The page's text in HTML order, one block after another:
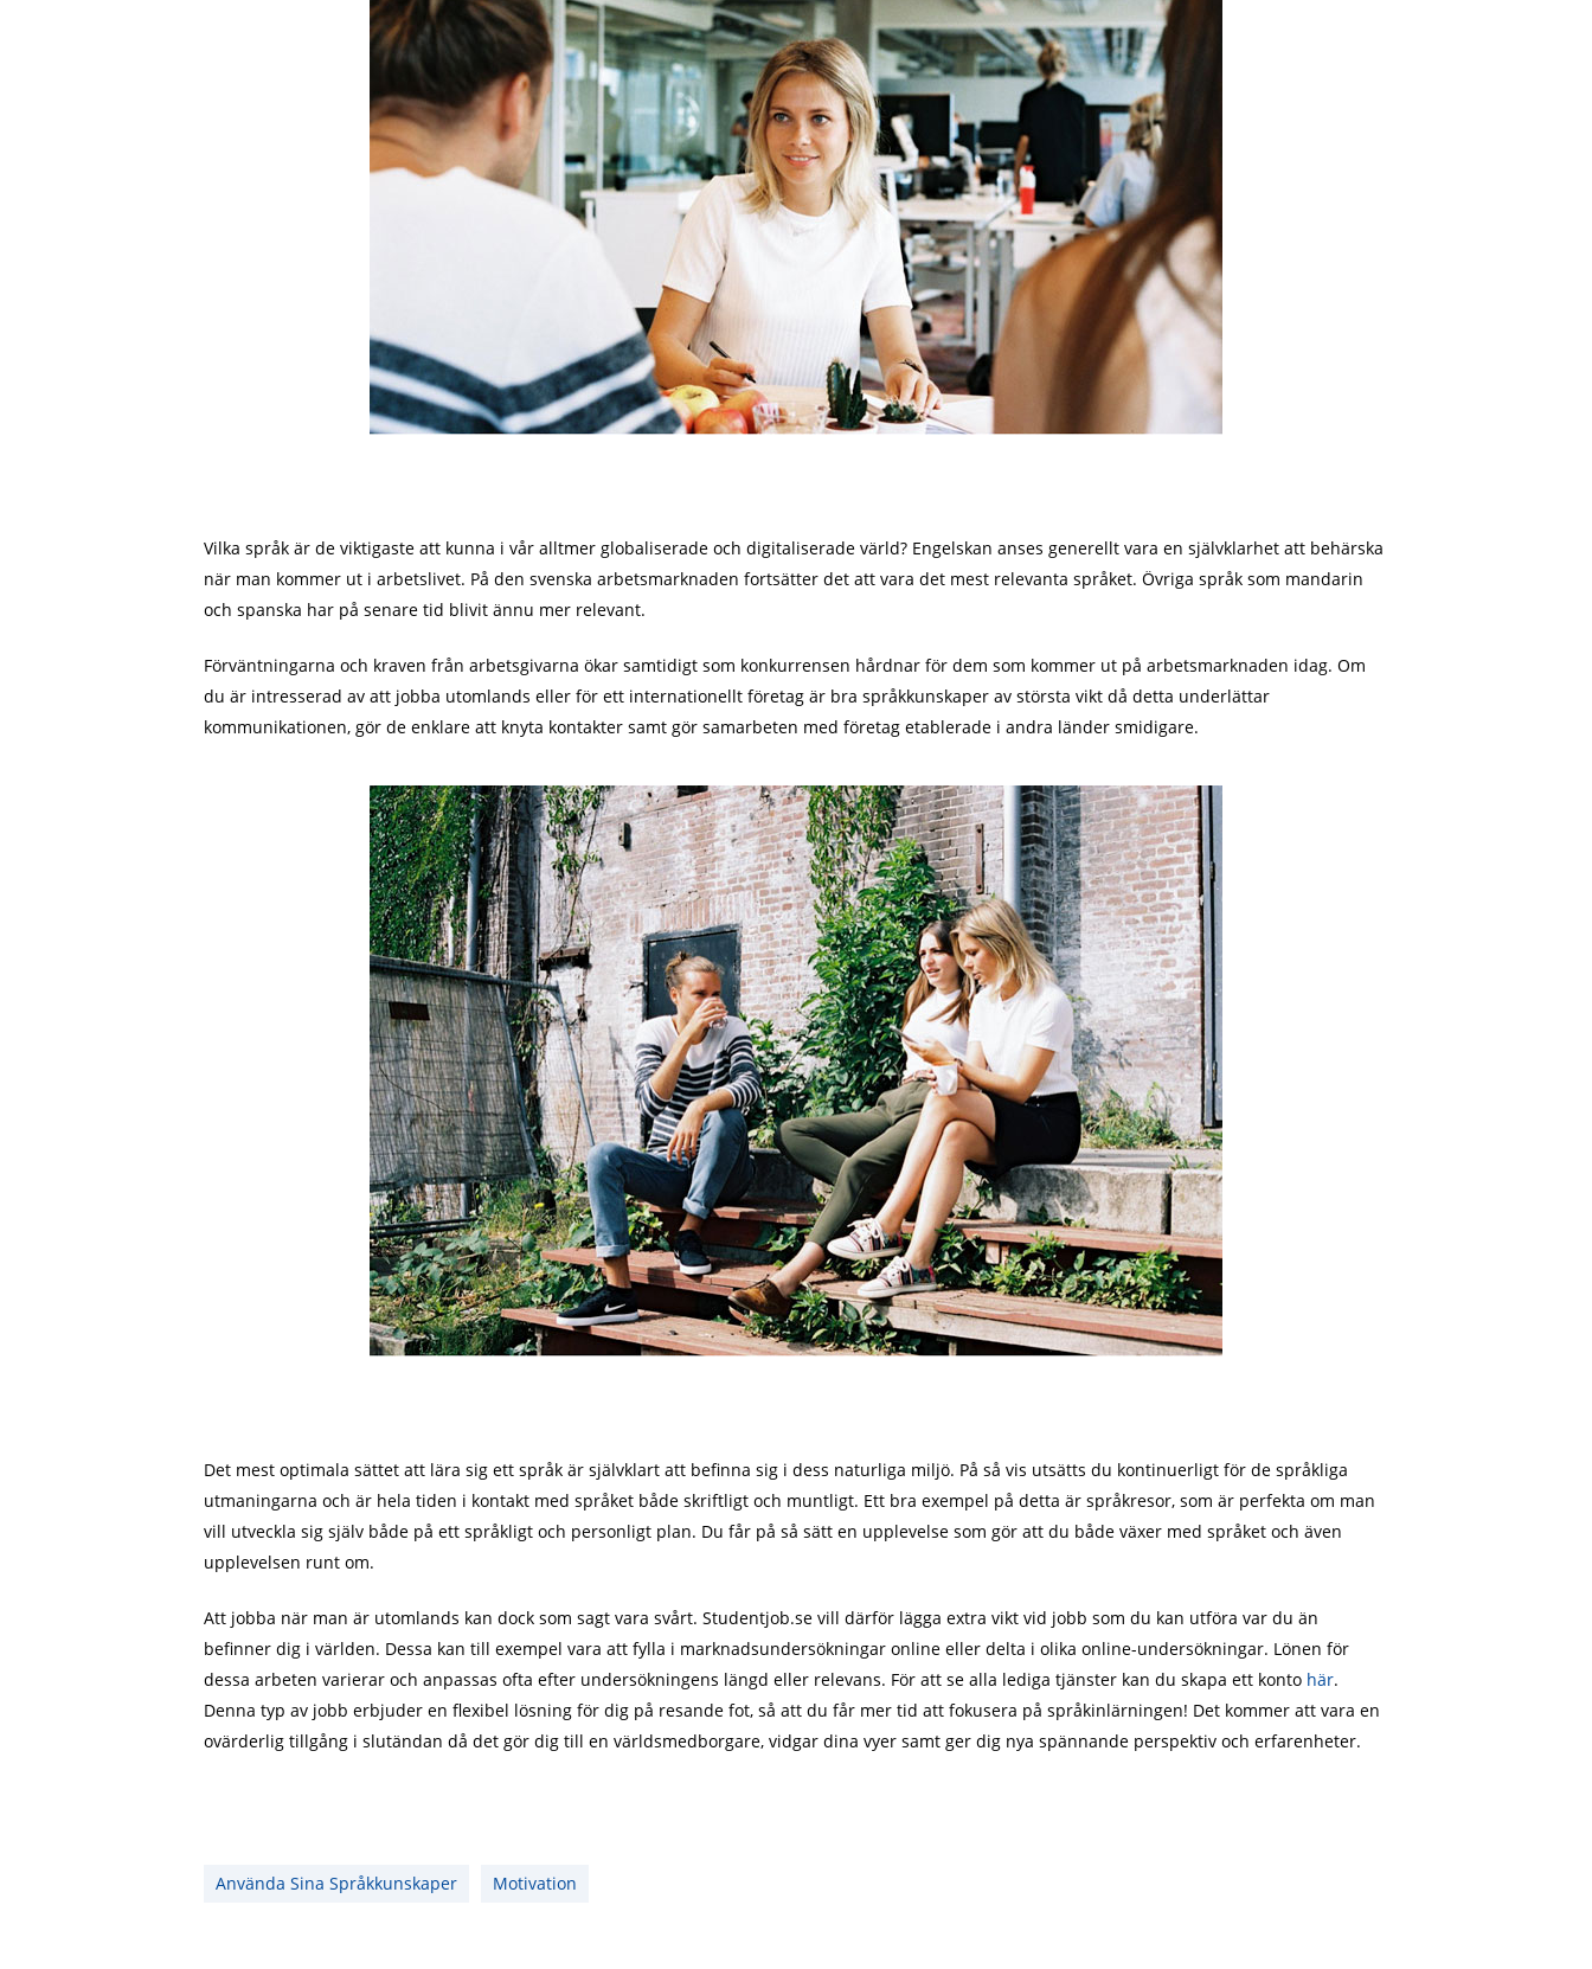
Vilka språk är de viktigaste att kunna i vår alltmer globaliserade och digitaliserade värld? Engelskan anses generellt vara en självklarhet att behärska
när man kommer ut i arbetslivet. På den svenska arbetsmarknaden fortsätter det att vara det mest relevanta språket. Övriga språk som mandarin
och spanska har på senare tid blivit ännu mer relevant.
Förväntningarna och kraven från arbetsgivarna ökar samtidigt som konkurrensen hårdnar för dem som kommer ut på arbetsmarknaden idag. Om
du är intresserad av att jobba utomlands eller för ett internationellt företag är bra språkkunskaper av största vikt då detta underlättar
kommunikationen, gör de enklare att knyta kontakter samt gör samarbeten med företag etablerade i andra länder smidigare.
Det mest optimala sättet att lära sig ett språk är självklart att befinna sig i dess naturliga miljö. På så vis utsätts du kontinuerligt för de språkliga
utmaningarna och är hela tiden i kontakt med språket både skriftligt och muntligt. Ett bra exempel på detta är språkresor, som är perfekta om man
vill utveckla sig själv både på ett språkligt och personligt plan. Du får på så sätt en upplevelse som gör att du både växer med språket och även
upplevelsen runt om.
Att jobba när man är utomlands kan dock som sagt vara svårt. Studentjob.se vill därför lägga extra vikt vid jobb som du kan utföra var du än
befinner dig i världen. Dessa kan till exempel vara att fylla i marknadsundersökningar online eller delta i olika online-undersökningar. Lönen för
dessa arbeten varierar och anpassas ofta efter undersökningens längd eller relevans. För att se alla lediga tjänster kan du skapa ett konto här.
Denna typ av jobb erbjuder en flexibel lösning för dig på resande fot, så att du får mer tid att fokusera på språkinlärningen! Det kommer att vara en
ovärderlig tillgång i slutändan då det gör dig till en världsmedborgare, vidgar dina vyer samt ger dig nya spännande perspektiv och erfarenheter.
Använda Sina Språkkunskaper Motivation